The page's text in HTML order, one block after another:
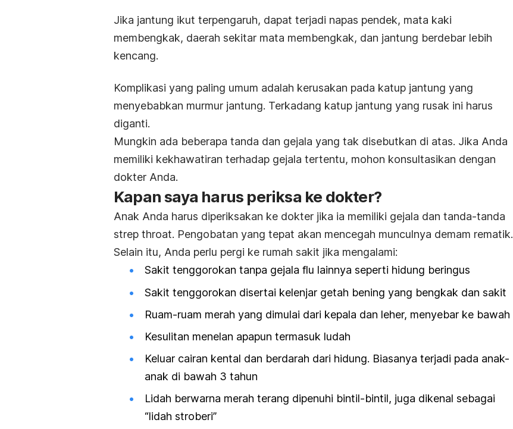
Jika jantung ikut terpengaruh, dapat terjadi napas pendek, mata kaki
membengkak, daerah sekitar mata membengkak, dan jantung berdebar lebih
kencang.
Komplikasi yang paling umum adalah kerusakan pada katup jantung yang
menyebabkan murmur jantung. Terkadang katup jantung yang rusak ini harus
diganti.
Mungkin ada beberapa tanda dan gejala yang tak disebutkan di atas. Jika Anda
memiliki kekhawatiran terhadap gejala tertentu, mohon konsultasikan dengan
dokter Anda.
Kapan saya harus periksa ke dokter?
Anak Anda harus diperiksakan ke dokter jika ia memiliki gejala dan tanda-tanda
strep throat. Pengobatan yang tepat akan mencegah munculnya demam rematik.
Selain itu, Anda perlu pergi ke rumah sakit jika mengalami:
Sakit tenggorokan tanpa gejala flu lainnya seperti hidung beringus
Sakit tenggorokan disertai kelenjar getah bening yang bengkak dan sakit
Ruam-ruam merah yang dimulai dari kepala dan leher, menyebar ke bawah
Kesulitan menelan apapun termasuk ludah
Keluar cairan kental dan berdarah dari hidung. Biasanya terjadi pada anak-
anak di bawah 3 tahun
Lidah berwarna merah terang dipenuhi bintil-bintil, juga dikenal sebagai
“lidah stroberi”